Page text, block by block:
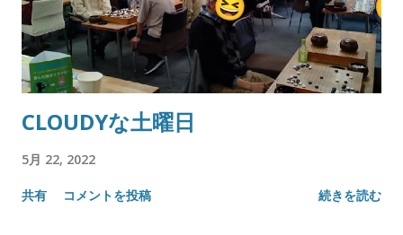
CLOUDYな土曜日
5月 22, 2022
共有 コメントを投稿 続きを読む